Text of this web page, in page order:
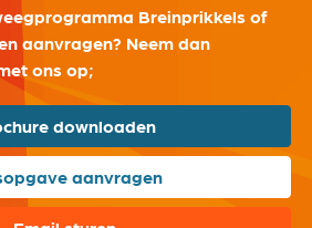
Breinprikkels of
aanvragen? Neem dan
ons op;
downloaden
aanvragen